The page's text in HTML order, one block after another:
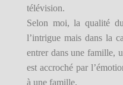
télévision.
Selon moi, la qualité
l’intrigue mais dans la
entrer dans une famille,
est accroché par
à une famille.